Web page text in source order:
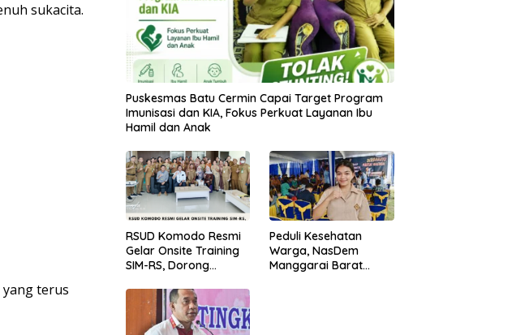
sukacita.
terus
Puskesmas Batu Cermin Capai Target Program
Imunisasi dan KIA, Fokus Perkuat Layanan Ibu
Hamil dan Anak
RSUD Komodo Resmi
Gelar Onsite Training
SIM-RS, Dorong
Layanan Kesehatan
Peduli Kesehatan
Warga, NasDem
Manggarai Barat